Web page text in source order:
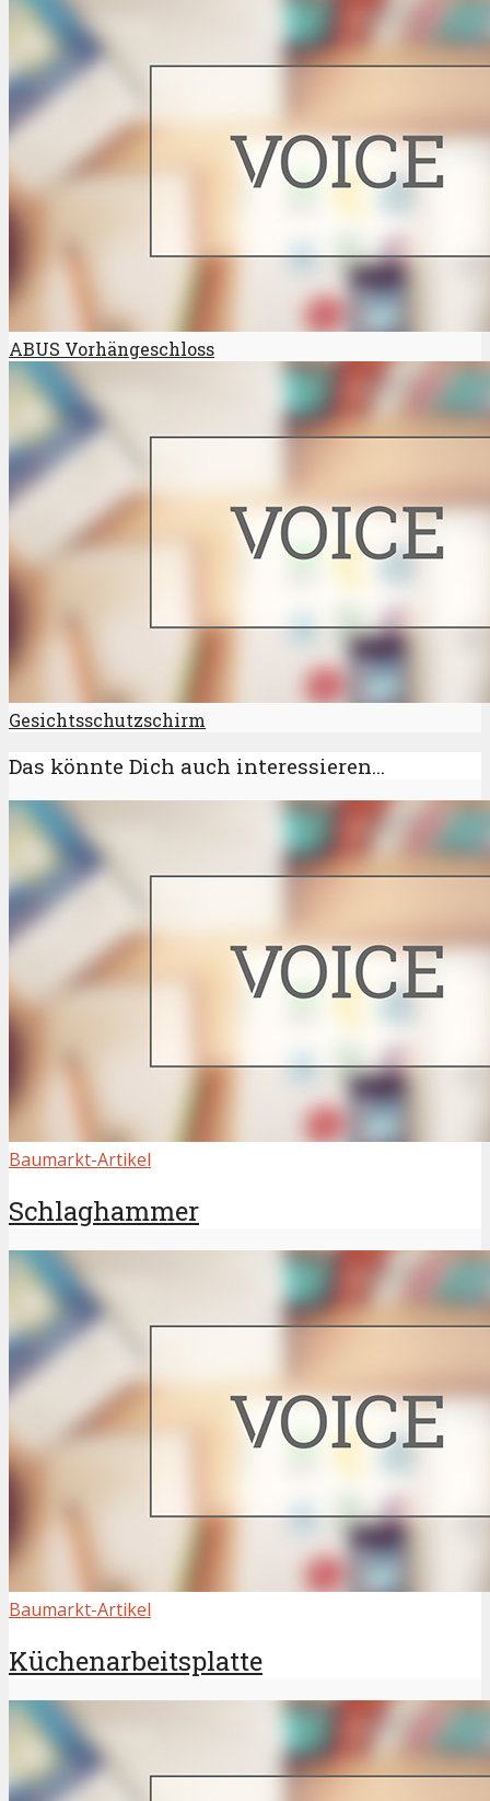
ABUS Vorhängeschloss
Gesichtsschutzschirm
Das könnte Dich auch interessieren...
Baumarkt-Artikel
Schlaghammer
Baumarkt-Artikel
Küchenarbeitsplatte